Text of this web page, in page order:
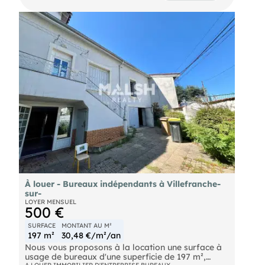
la location au sein d'une zone attractive de
Villeurbanne. Bénéficiant d'une implantation
pratique à deux pas du campus de la Doua et du
secteur des Gratte-Ciel, le bien prend place dans
un quartier commerçant et parfaitement desservi.
Vos équipes profiteront d'une connexion directe
aux transports urbains (bus et tramway) facilitant
l'accès à l'ensemble du réseau métropolitain. La
présence de services et de restaurants dans le
périmètre immédiat apporte un vrai confort au
quotidien. Une belle opportunité pour développer
votre activité sur un emplacement stratégique.
Contactez-nous pour visiter.
Métro Métro A Tram Tram T1, Tram T4 Bus C17,
C26 vélo'V Stations Vélo'V à proximité
À louer - Bureaux indépendants à Villefranche-
sur-
LOYER MENSUEL
500 €
SURFACE
197 m²
MONTANT AU M²
30,48 €/m²/an
Nous vous proposons à la location une surface à
usage de bureaux d'une superficie de 197 m²,